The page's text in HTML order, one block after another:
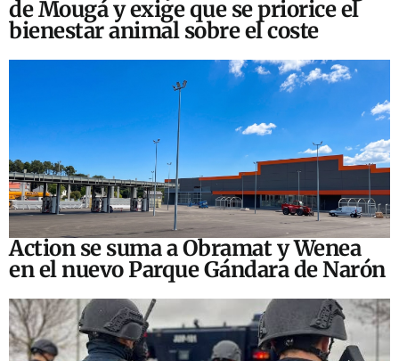
de Mougá y exige que se priorice el
bienestar animal sobre el coste
Action se suma a Obramat y Wenea
en el nuevo Parque Gándara de Narón